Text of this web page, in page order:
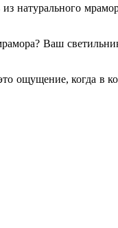
Ваш
когда в